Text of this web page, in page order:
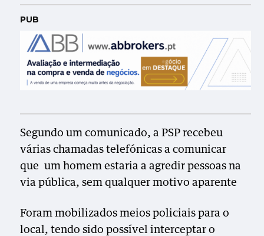
PUB
Segundo um comunicado, a PSP recebeu
várias chamadas telefónicas a comunicar
que um homem estaria a agredir pessoas na
via pública, sem qualquer motivo aparente
Foram mobilizados meios policiais para o
local, tendo sido possível interceptar o